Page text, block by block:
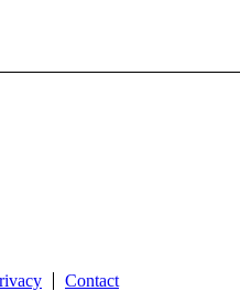
Contact